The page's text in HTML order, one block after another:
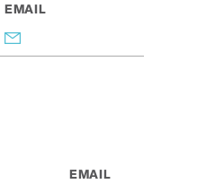
EMAIL
EMAIL